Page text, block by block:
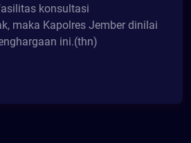
konsultasi
maka Kapolres Jember dinilai
ini.(thn)